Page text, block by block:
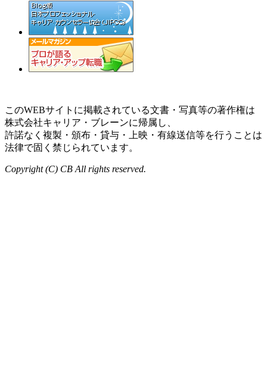
このWEBサイトに掲載されている文書・写真等の著作権は
株式会社キャリア・ブレーンに帰属し、
許諾なく複製・頒布・貸与・上映・有線送信等を行うことは
法律で固く禁じられています。
Copyright (C) CB All rights reserved.